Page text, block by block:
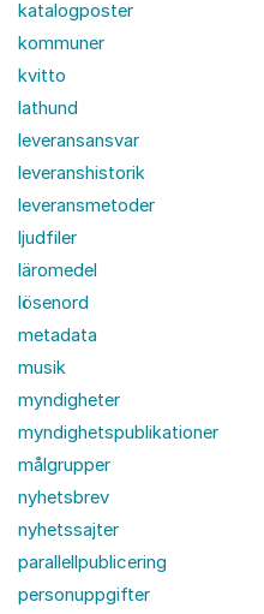
katalogposter
kommuner
kvitto
lathund
leveransansvar
leveranshistorik
leveransmetoder
ljudfiler
läromedel
lösenord
metadata
musik
myndigheter
myndighetspublikationer
målgrupper
nyhetsbrev
nyhetssajter
parallellpublicering
personuppgifter